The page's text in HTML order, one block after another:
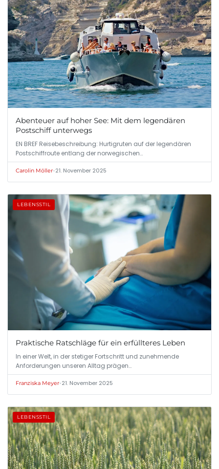
Abenteuer auf hoher See: Mit dem legendären
Postschiff unterwegs
EN BREF Reisebeschreibung: Hurtigruten auf der legendären
Postschiffroute entlang der norwegischen…
Carolin Möller•21. November 2025
LEBENSSTIL
Praktische Ratschläge für ein erfüllteres Leben
In einer Welt, in der stetiger Fortschritt und zunehmende
Anforderungen unseren Alltag prägen…
Franziska Meyer•21. November 2025
LEBENSSTIL